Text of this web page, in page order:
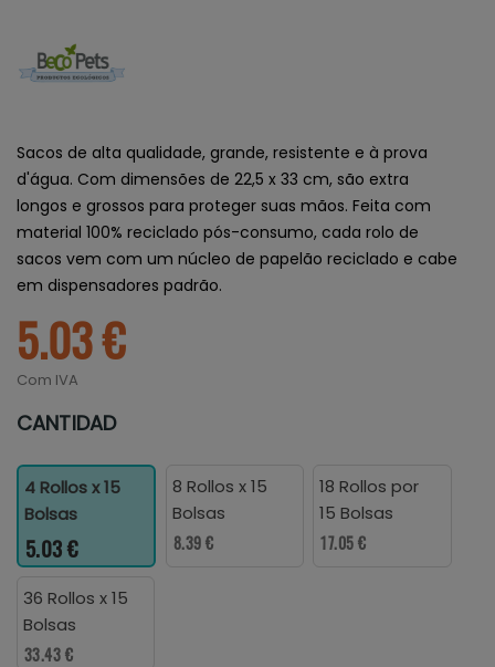
Sacos de alta qualidade, grande, resistente e à prova
d'água. Com dimensões de 22,5 x 33 cm, são extra
longos e grossos para proteger suas mãos. Feita com
material 100% reciclado pós-consumo, cada rolo de
sacos vem com um núcleo de papelão reciclado e cabe
em dispensadores padrão.
5.03 €
Com IVA
CANTIDAD
4 Rollos x 15
Bolsas
5.03 €
8 Rollos x 15
Bolsas
8.39 €
18 Rollos por
15 Bolsas
17.05 €
36 Rollos x 15
Bolsas
33.43 €